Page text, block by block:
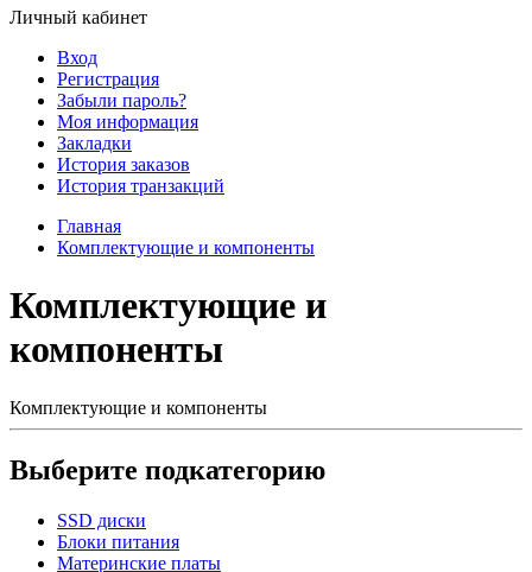
Личный кабинет
Вход
Регистрация
Забыли пароль?
Моя информация
Закладки
История заказов
История транзакций
Главная
Комплектующие и компоненты
Комплектующие и
компоненты
Комплектующие и компоненты
Выберите подкатегорию
SSD диски
Блоки питания
Материнские платы